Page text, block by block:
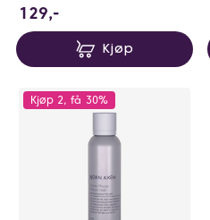
129,-
Kjøp
Kjøp 2, få 30%